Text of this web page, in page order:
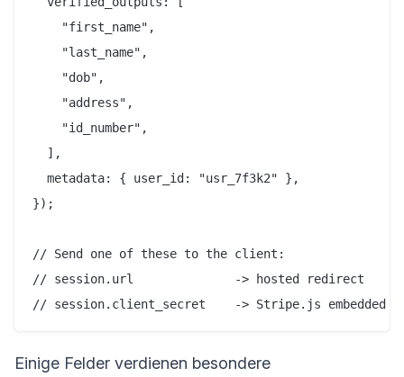
    "first_name",
    "last_name",
    "dob",
    "address",
    "id_number",
  ],
  metadata: { user_id: "usr_7f3k2" },
});
// Send one of these to the client:
// session.url              -> hosted redirect
Einige Felder verdienen besondere